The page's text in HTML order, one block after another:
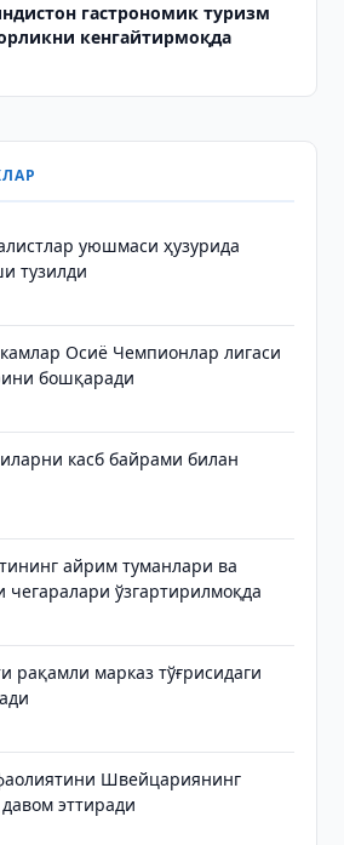
гастрономик туризм
кенгайтирмоқда
уюшмаси ҳузурида
тузилди
Осиё Чемпионлар лигаси
бошқаради
касб байрами билан
айрим туманлари ва
ўзгартирилмоқда
рақамли марказ тўғрисидаги
Швейцариянинг
эттиради